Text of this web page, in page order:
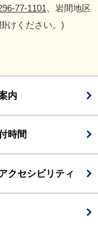
77-1101 、岩間地区
けください。)
内
時間
クセシビリティ